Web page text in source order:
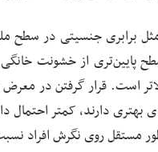
برابری جنسیتی در سطح
پایین‌تری از خشونت
است. قرار گرفتن در
بهتری دارند، کمتر
روی نگرش افراد نسبت